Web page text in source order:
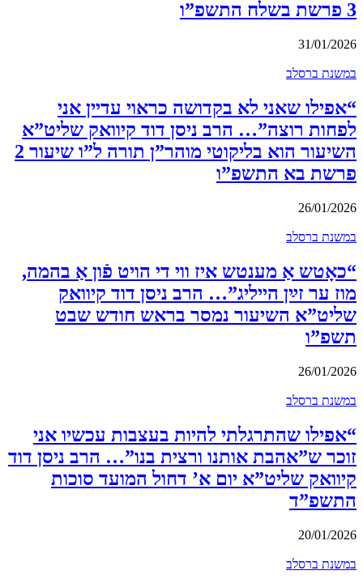
3 פרשת בשלח התשפ”ו
31/01/2026
במשנת ברסלב
“אפילו שאני לא בקדושה כראוי עדיין אני
לפחות רוצה”… הרב ניסן דוד קיוואק שליט”א
השיעור הוא בליקוטי מוהר”ן תורה ל”ו שיעור 2
פרשת בא התשפ”ו
26/01/2026
במשנת ברסלב
“כאָטש אַ מענטש איז ווי די הויט פֿון אַ בהמה,
מוז ער זײַן הייליג”… הרב ניסן דוד קיוואק
שליט”א השיעור נמסר בראש חודש שבט
תשפ”ו
26/01/2026
במשנת ברסלב
“אפילו שהתרגלתי להיות בעצבות עכשיו אני
זוכר ש”אהבת אותנו ורצית בנו”… הרב ניסן דוד
קיוואק שליט”א יום א’ דחול המועד סוכות
התשפ”ד
20/01/2026
במשנת ברסלב